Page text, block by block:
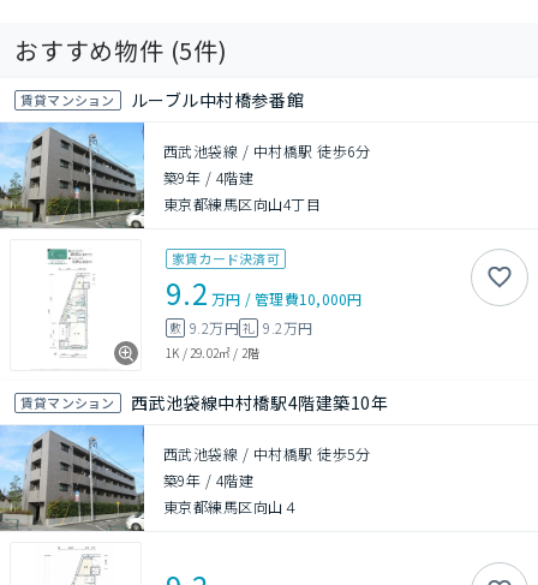
おすすめ物件 (5件)
賃貸マンション ルーブル中村橋参番館
西武池袋線 / 中村橋駅 徒歩6分
築9年 / 4階建
東京都練馬区向山4丁目
家賃カード決済可
9.2 万円 /管理費10,000円
敷 9.2万円礼 9.2万円
1K /29.02㎡ / 2階
賃貸マンション 西武池袋線中村橋駅4階建築10年
西武池袋線 / 中村橋駅 徒歩5分
築9年 / 4階建
東京都練馬区向山４